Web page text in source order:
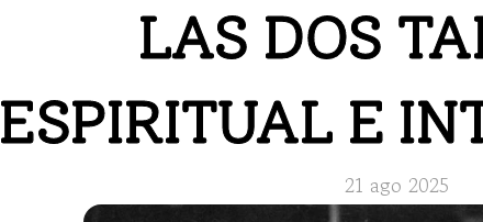
LAS DOS
ESPIRITUAL E
21 ago 2025